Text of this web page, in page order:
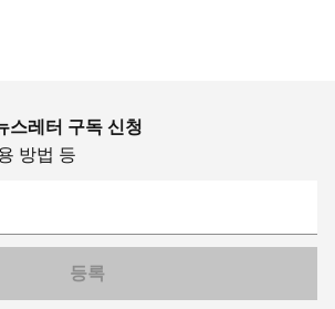
스레터 구독 신청
방법 등